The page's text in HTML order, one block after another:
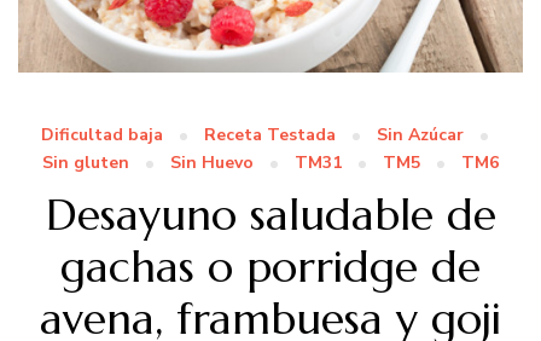
Dificultad baja Receta Testada
Sin Azúcar
Sin gluten
Sin Huevo TM31 TM5 TM6
Desayuno saludable de
gachas o porridge de
avena, frambuesa y goji